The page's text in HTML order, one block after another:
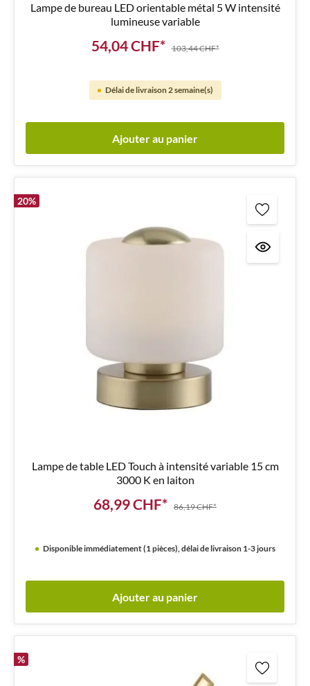
Lampe de bureau LED orientable métal 5 W intensité
lumineuse variable
54,04 CHF* 103,44 CHF*
Délai de livraison 2 semaine(s)
Ajouter au panier
20%
Lampe de table LED Touch à intensité variable 15 cm
3000 K en laiton
68,99 CHF* 86,19 CHF*
Disponible immédiatement (1 pièces), délai de livraison 1-3 jours
Ajouter au panier
%